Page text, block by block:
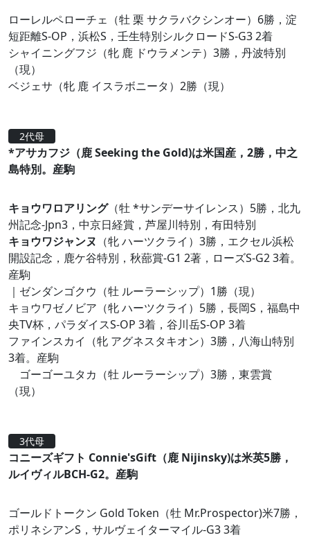
ローレルペローチェ（牡 栗 サクラバクシンオー）6勝，淀
短距離S-OP，浜松S，壬生特別シルクロードS-G3 2着
シャイニングフジ（牝 鹿 ドウラメンテ）3勝，丹波特別
（現）
ベジェサ（牝 鹿 イスラボニータ）2勝（現）
2代母
*アサカフジ（鹿 Seeking the Gold)は米国産，2勝，中之
島特別。産駒
キョウワロアリング（牡 *サンデーサイレンス）5勝，北九
州記念-Jpn3，中京日経賞，芦屋川特別，有田特別
キョウワジャンヌ （牝 ハーツクライ）3勝，エクセル浜松
開設記念，鹿ケ谷特別，秋蔀賞-G1 2著，ローズS-G2 3着。
産駒
｜ゼンダンゴクウ（牡 ルーラーシップ）1勝（現）
キョウワゼノビア（牝 ハーツクライ）5勝，長岡S，福島中
央TV杯，パラダイスS-OP 3着，谷川岳S-OP 3着
ファインスカイ（牝 アグネスタキオン）3勝，八海山特別
3着。産駒
ゴーゴーユタカ（牡 ルーラーシップ）3勝，東雲賞
（現）
3代母
コニーズギフト Connie'sGift（鹿 Nijinsky)は米英5勝，
ルイヴィルBCH-G2。産駒
ゴールドトークン Gold Token（牡 Mr.Prospector)米7勝，
ポリネシアンS，サルヴェイターマイル-G3 3着